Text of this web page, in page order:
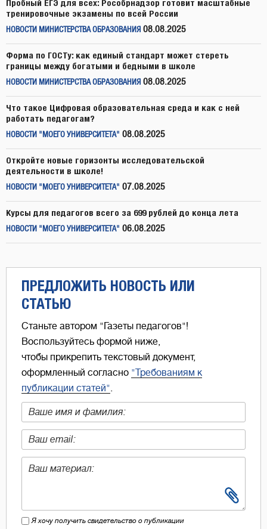
Пробный ЕГЭ для всех: Рособрнадзор готовит масштабные
тренировочные экзамены по всей России
НОВОСТИ МИНИСТЕРСТВА ОБРАЗОВАНИЯ 08.08.2025
Форма по ГОСТу: как единый стандарт может стереть
границы между богатыми и бедными в школе
НОВОСТИ МИНИСТЕРСТВА ОБРАЗОВАНИЯ 08.08.2025
Что такое Цифровая образовательная среда и как с ней
работать педагогам?
НОВОСТИ "МОЕГО УНИВЕРСИТЕТА" 08.08.2025
Откройте новые горизонты исследовательской
деятельности в школе!
НОВОСТИ "МОЕГО УНИВЕРСИТЕТА" 07.08.2025
Курсы для педагогов всего за 699 рублей до конца лета
НОВОСТИ "МОЕГО УНИВЕРСИТЕТА" 06.08.2025
ПРЕДЛОЖИТЬ НОВОСТЬ ИЛИ
СТАТЬЮ
Станьте автором "Газеты педагогов"!
Воспользуйтесь формой ниже,
чтобы прикрепить текстовый документ,
оформленный согласно "Требованиям к
публикации статей".
Я хочу получить свидетельство о публикации